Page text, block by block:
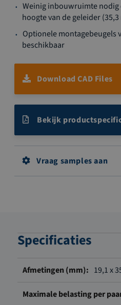
naar
het
begin
van
afbeeldingen-
gallerij
Weinig inbouwruimte nodig
hoogte van de geleider (35,3
Optionele montagebeugels
beschikbaar
Download CAD Files
Bekijk
Vraag samples aan
Specificaties
informatie
19,1 x